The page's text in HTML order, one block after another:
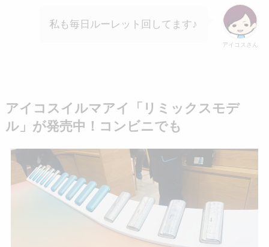
アイコスさん
私も毎日ルーレット回してます♪
アイコスイルマアイ「リミックスモデ
ル」が発売中！コンビニでも